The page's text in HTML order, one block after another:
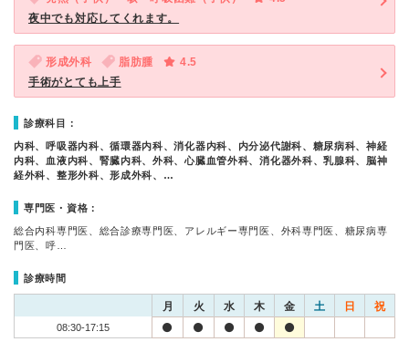
夜中でも対応してくれます。
形成外科 脂肪腫
4.5
手術がとても上手
診療科目：
内科、呼吸器内科、循環器内科、消化器内科、内分泌代謝科、糖尿病科、神経
内科、血液内科、腎臓内科、外科、心臓血管外科、消化器外科、乳腺科、脳神
経外科、整形外科、形成外科、…
専門医・資格：
総合内科専門医、総合診療専門医、アレルギー専門医、外科専門医、糖尿病専
門医、呼…
診療時間
月 火 水 木 金 土 日 祝
08:30-17:15